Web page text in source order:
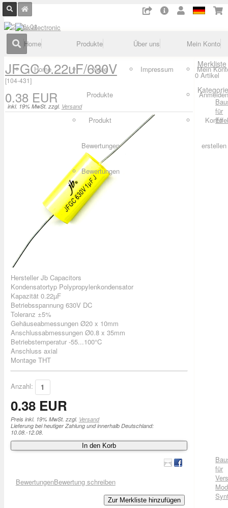
Home
Home
Produkte
Neue
Produkte
Produkt
Bewertungen
Bewertungen
Über uns
Impressum
Mein Konto
Mein
Anmelden
Konto
erstellen
JFGC 0.22uF/630V
[104-431]
0.38 EUR
inkl. 19% MwSt. zzgl. Versand
Hersteller Jb Capacitors
Kondensatortyp Polypropylenkondensator
Kapazität 0.22µF
Betriebsspannung 630V DC
Toleranz ±5%
Gehäuseabmessungen Ø20 x 10mm
Anschlussabmessungen Ø0.8 x 35mm
Betriebstemperatur -55...100°C
Anschluss axial
Montage THT
Anzahl:
0.38 EUR
Preis inkl. 19% MwSt. zzgl. Versand
Lieferung bei heutiger Zahlung und innerhalb Deutschland:
10.08.-12.08.
In den Korb
BewertungenBewertung schreiben
Zur Merkliste hinzufügen
Merkliste
0 Artikel
für
für